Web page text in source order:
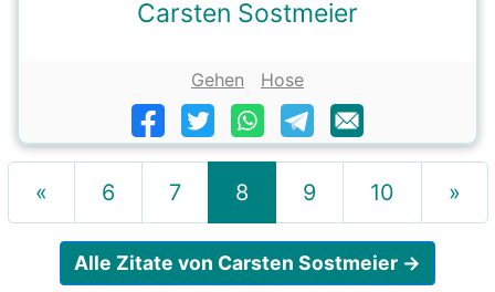
Carsten Sostmeier
Gehen Hose
« 6 7 8 9 10 »
Alle Zitate von Carsten Sostmeier →